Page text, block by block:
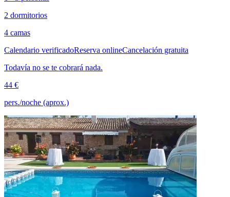
2 dormitorios
4 camas
Calendario verificadoReserva onlineCancelación gratuita
Todavía no se te cobrará nada.
44 €
pers./noche (aprox.)